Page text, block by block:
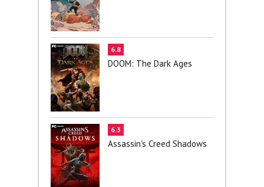
6.8
DOOM: The Dark Ages
6.3
Assassin's Creed Shadows